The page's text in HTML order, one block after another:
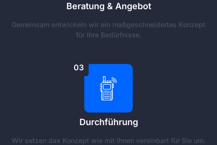
Beratung & Angebot
Gemeinsam entwickeln wir ein maßgeschneidertes Konzept
für Ihre Bedürfnisse.
03
Durchführung
Wir setzen das Konzept wie mit Ihnen vereinbart für Sie um.